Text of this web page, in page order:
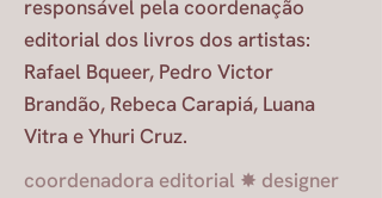
responsável pela coordenação
editorial dos livros dos artistas:
Rafael Bqueer, Pedro Victor
Brandão, Rebeca Carapiá, Luana
Vitra e Yhuri Cruz.
coordenadora editorial ✸ designer